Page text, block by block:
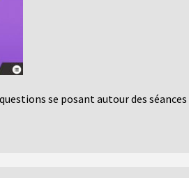
se posant autour des